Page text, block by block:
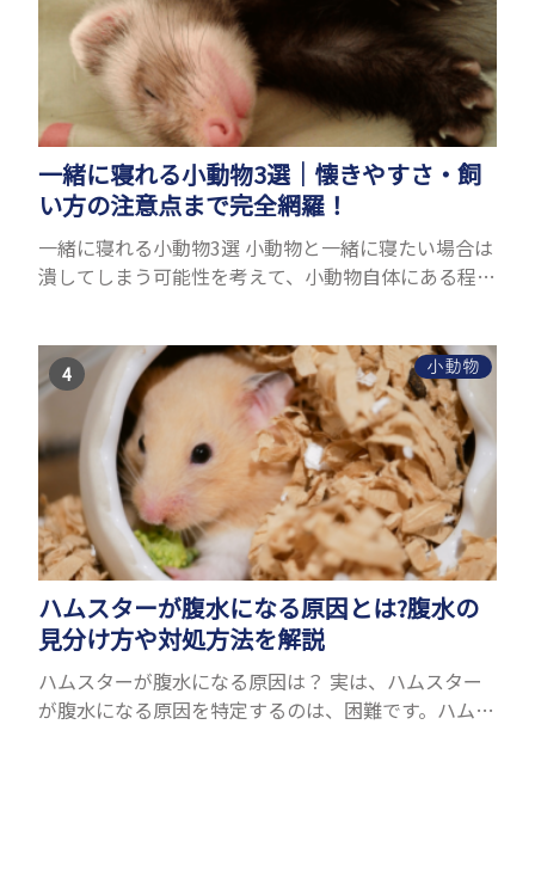
一緒に寝れる小動物3選｜懐きやすさ・飼
い方の注意点まで完全網羅！
一緒に寝れる小動物3選 小動物と一緒に寝たい場合は
潰してしまう可能性を考えて、小動物自体にある程度
が多い...
小動物
ハムスターが腹水になる原因とは?腹水の
見分け方や対処方法を解説
ハムスターが腹水になる原因は？ 実は、ハムスター
が腹水になる原因を特定するのは、困難です。ハムス